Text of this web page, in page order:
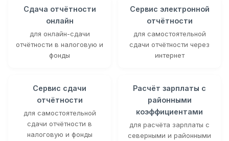
Сдача отчётности
онлайн
для онлайн-сдачи
отчётности в налоговую и
фонды
Сервис электронной
отчётности
для самостоятельной
сдачи отчётности через
интернет
Сервис сдачи
отчётности
для самостоятельной
сдачи отчётности в
налоговую и фонды
Расчёт зарплаты с
районными
коэффициентами
для расчёта зарплаты с
северными и районными